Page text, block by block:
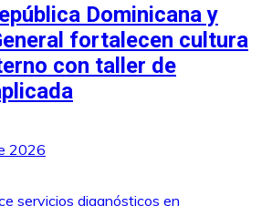
Dominicana y
fortalecen cultura
con taller de
2026